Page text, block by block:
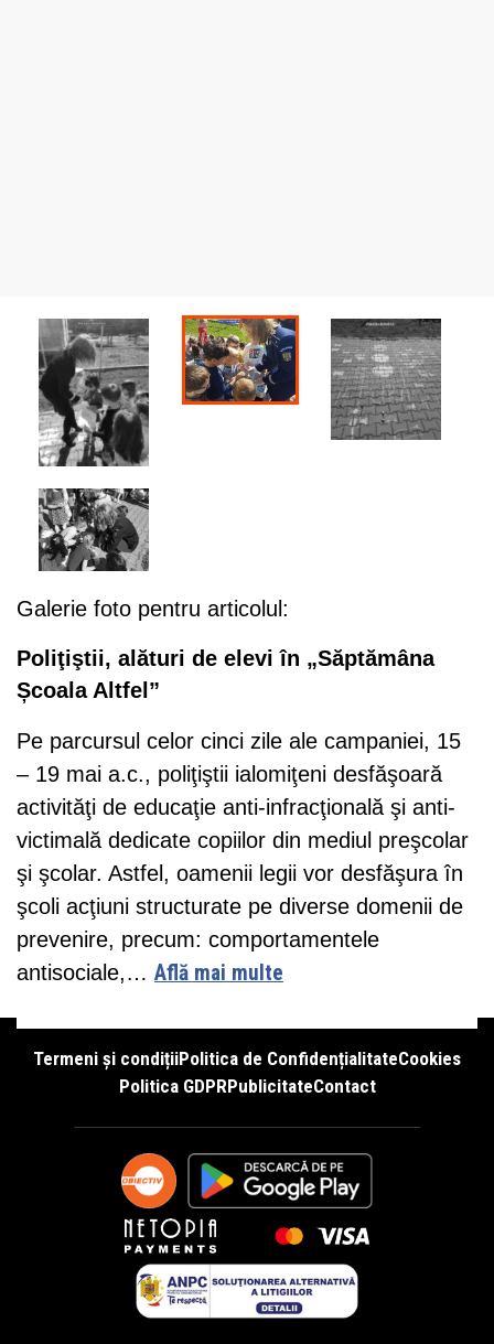
Galerie foto pentru articolul:
Poliţiştii, alături de elevi în „Săptămâna
Școala Altfel”
Pe parcursul celor cinci zile ale campaniei, 15
– 19 mai a.c., poliţiştii ialomiţeni desfăşoară
activităţi de educaţie anti-infracţională şi anti-
victimală dedicate copiilor din mediul preşcolar
şi şcolar. Astfel, oamenii legii vor desfăşura în
şcoli acţiuni structurate pe diverse domenii de
prevenire, precum: comportamentele
antisociale,… Află mai multe
Termeni și condițiiPolitica de ConfidențialitateCookies
Politica GDPRPublicitateContact